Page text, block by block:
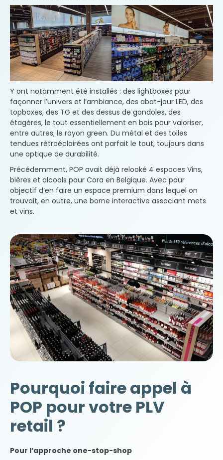
Y ont notamment été installés : des lightboxes pour
façonner l’univers et l’ambiance, des abat-jour LED, des
topboxes, des TG et des dessus de gondoles, des
étagères, le tout essentiellement en bois pour valoriser,
entre autres, le rayon green. Du métal et des toiles
tendues rétroéclairées ont parfait le tout, toujours dans
une optique de durabilité.
Précédemment, POP avait déjà relooké 4 espaces Vins,
bières et alcools pour Cora en Belgique. Avec pour
objectif d’en faire un espace premium dans lequel on
trouvait, en outre, une borne interactive associant mets
et vins.
Pourquoi faire appel à
POP pour votre PLV
retail ?
Pour l’approche one-stop-shop